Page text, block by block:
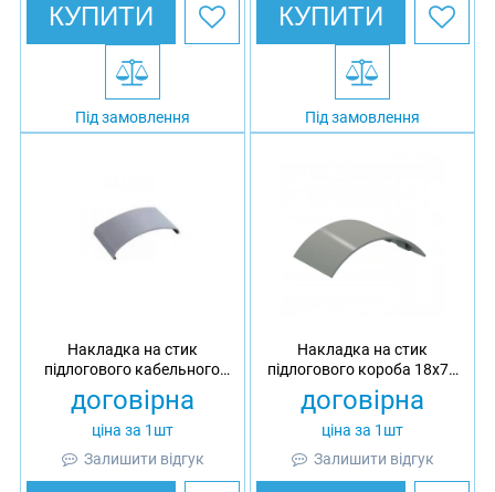
КУПИТИ
Під замовлення
КУПИТИ
Під замовлення
Накладка на стик
підлогового кабельного
каналу 77x19, Ultra, ПВХ
договірна
ціна за 1шт
Залишити відгук
Накладка на стик
підлогового короба 18х75
OptiLine 45, ПВХ
договірна
ціна за 1шт
Залишити відгук